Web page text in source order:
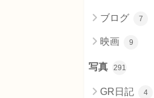
ブログ 7
映画 9
写真 291
GR日記 4